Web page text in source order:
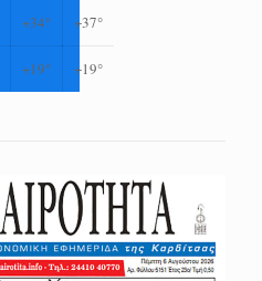
+34° +37°
+19° +19°